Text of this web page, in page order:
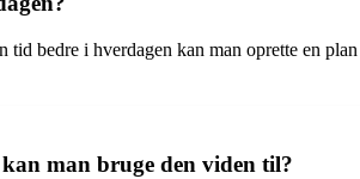
bedre i hverdagen kan man oprette en
man bruge den viden til?